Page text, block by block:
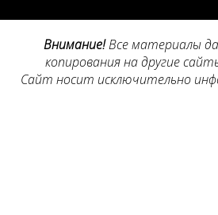
Внимание!Все материалы
копирования на другие
Сайт носит исключительно